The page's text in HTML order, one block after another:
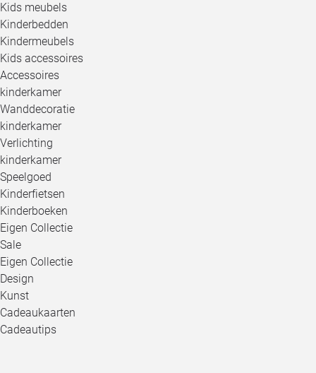
Kids meubels
Kinderbedden
Kindermeubels
Kids accessoires
Accessoires
kinderkamer
Wanddecoratie
kinderkamer
Verlichting
kinderkamer
Speelgoed
Kinderfietsen
Kinderboeken
Eigen Collectie
Sale
Eigen Collectie
Design
Kunst
Cadeaukaarten
Cadeautips